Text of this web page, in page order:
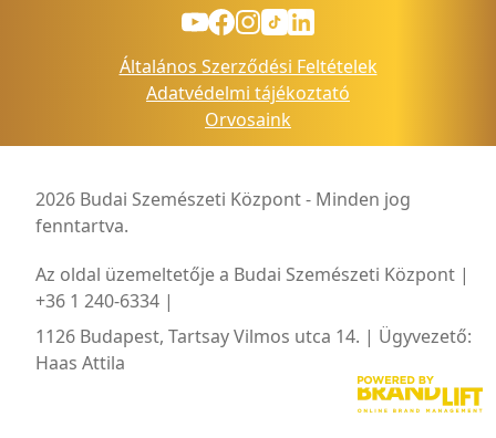
Általános Szerződési Feltételek
Adatvédelmi tájékoztató
Orvosaink
2026 Budai Szemészeti Központ - Minden jog
fenntartva.
Az oldal üzemeltetője a Budai Szemészeti Központ |
+36 1 240-6334 |
1126 Budapest, Tartsay Vilmos utca 14. | Ügyvezető:
Haas Attila